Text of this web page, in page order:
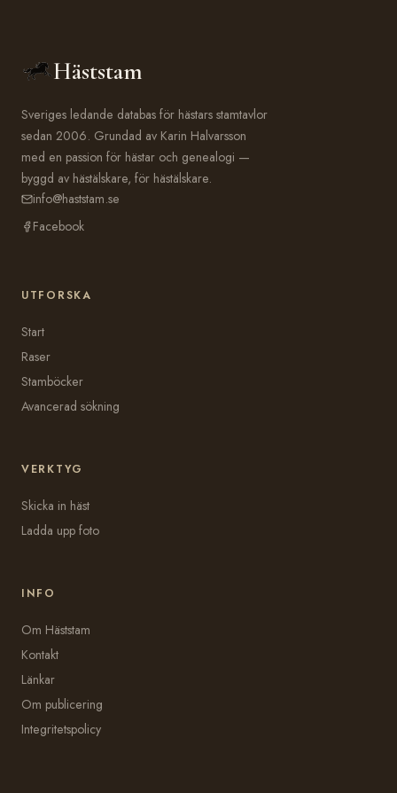
Häststam
Sveriges ledande databas för hästars stamtavlor
sedan 2006. Grundad av Karin Halvarsson
med en passion för hästar och genealogi —
byggd av hästälskare, för hästälskare.
info@haststam.se
Facebook
UTFORSKA
Start
Raser
Stamböcker
Avancerad sökning
VERKTYG
Skicka in häst
Ladda upp foto
INFO
Om Häststam
Kontakt
Länkar
Om publicering
Integritetspolicy